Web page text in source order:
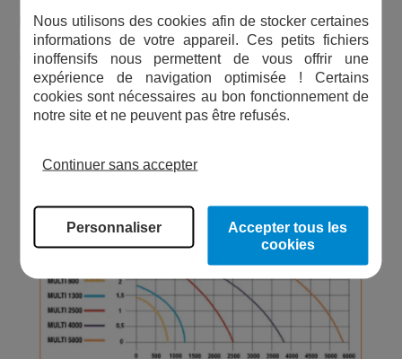
permanent,
- d'un câble d'alimentation : 1,5 m (2 fils + prise pour
utilisation intérieure),
- d'une préchambre pour prise en charge d'un tuyau d'arrivée
d'eau sur pompes MULTI (pas pour la pompe MICRA).
Nous utilisons des cookies afin de stocker certaines
informations de votre appareil. Ces petits fichiers
inoffensifs nous permettent de vous offrir une
expérience de navigation optimisée ! Certains
cookies sont nécessaires au bon fonctionnement de
notre site et ne peuvent pas être refusés.
Continuer sans accepter
Personnaliser
Accepter tous les
cookies